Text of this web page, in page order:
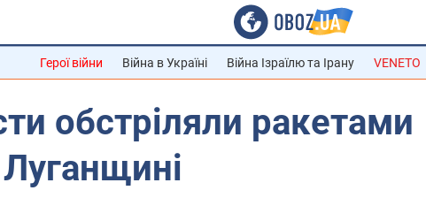
Герої війни Війна в Україні Війна Ізраїлю та Ірану VENETO
обстріляли ракетами